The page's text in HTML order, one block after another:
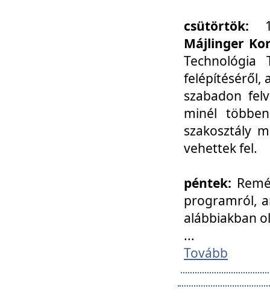
csütörtök:
Májlinger
Technológia
felépítéséről,
szabadon
minél
szakosztály
vehettek fel.
péntek:
programról,
alábbiakban
...
Tovább